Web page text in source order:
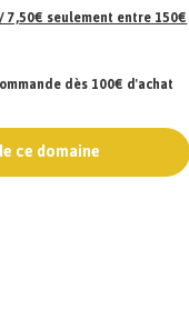
seulement entre 150€
dès 100€ d'achat
ce domaine